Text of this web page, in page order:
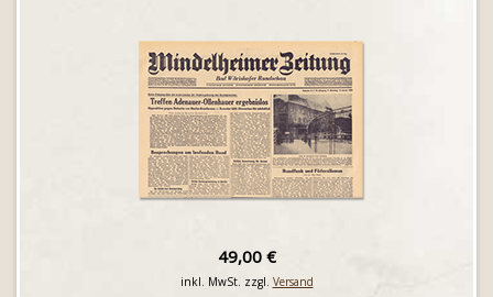
49,00 €
inkl. MwSt. zzgl. Versand